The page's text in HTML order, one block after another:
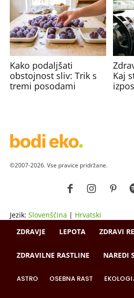
Kako podaljšati
obstojnost sliv: Trik s
tremi posodami
Kaj
©2007-2026. Vse pravice pridržane.
Jezik: Slovenščina | Hrvatski
ZDRAVJE
LEPOTA ZDRAVI
ZDRAVILNE RASTLINE NAREDI
ASTRO OSEBNA RAST